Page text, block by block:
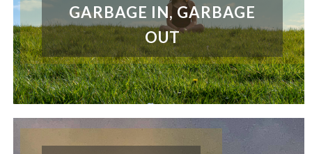
GARBAGE IN, GARBAGE
OUT